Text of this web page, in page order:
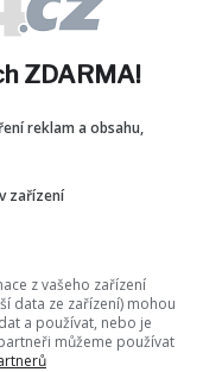
ZDARMA!
reklam a obsahu,
zařízení
z vašeho zařízení
data ze zařízení) mohou
a používat, nebo je
můžeme používat